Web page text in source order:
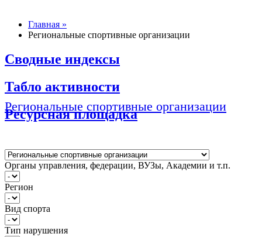
Главная »
Региональные спортивные организации
Сводные индексы
Табло активности
Ресурсная площадка
Региональные спортивные организации
Органы управления, федерации, ВУЗы, Академии и т.п.
Регион
Вид спорта
Тип нарушения